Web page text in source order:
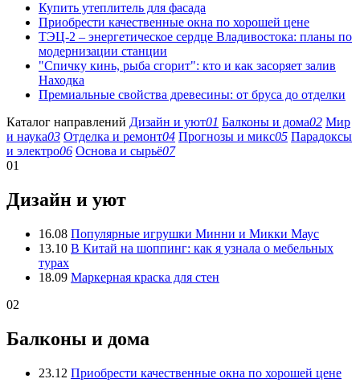
Купить утеплитель для фасада
Приобрести качественные окна по хорошей цене
ТЭЦ-2 – энергетическое сердце Владивостока: планы по
модернизации станции
"Спичку кинь, рыба сгорит": кто и как засоряет залив
Находка
Премиальные свойства древесины: от бруса до отделки
Каталог направлений Дизайн и уют01 Балконы и дома02 Мир
и наука03 Отделка и ремонт04 Прогнозы и микс05 Парадоксы
и электро06 Основа и сырьё07
01
Дизайн и уют
16.08 Популярные игрушки Минни и Микки Маус
13.10 В Китай на шоппинг: как я узнала о мебельных
турах
18.09 Маркерная краска для стен
02
Балконы и дома
23.12 Приобрести качественные окна по хорошей цене